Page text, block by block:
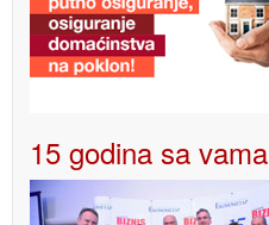
15 godina sa vama